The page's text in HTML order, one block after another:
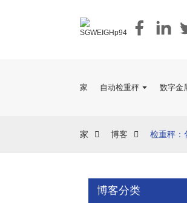
家 自动检重秤 数字金
家 博客 检重秤：
博客分类